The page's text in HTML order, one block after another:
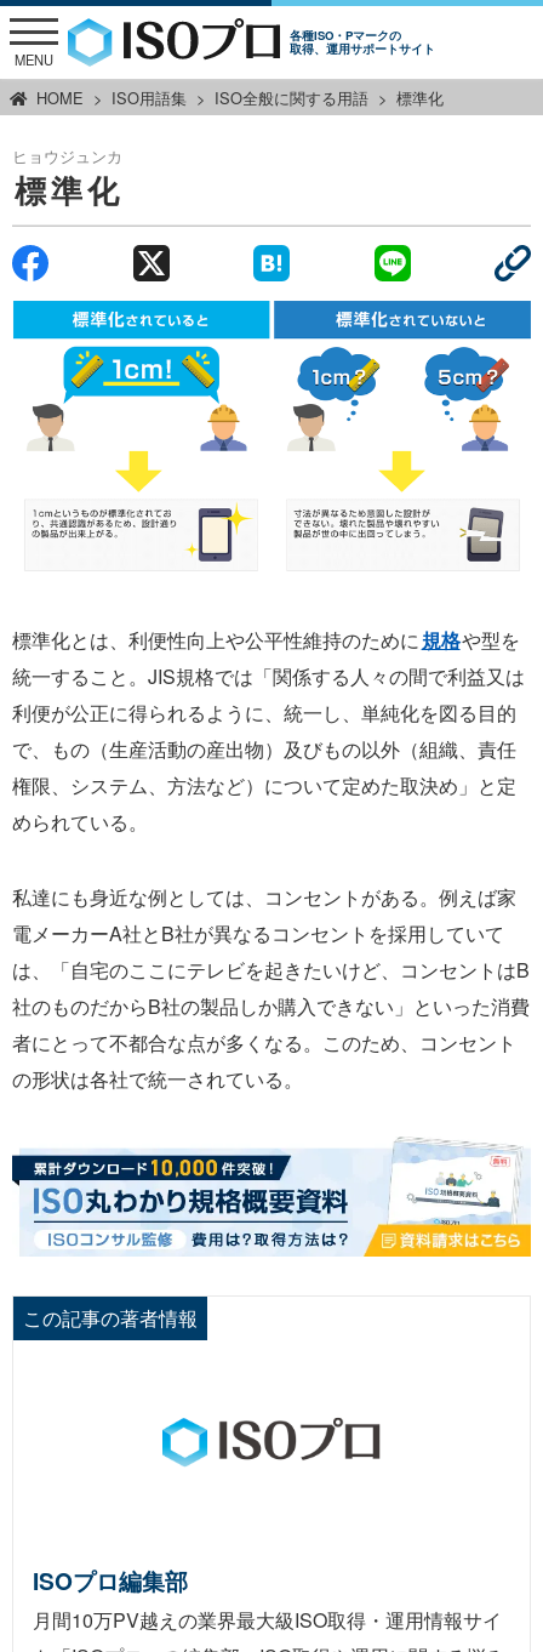
各種ISO・Pマークの
取得、運用サポートサイト
MENU
HOME ISO用語集 ISO全般に関する用語 標準化
標準化
ヒョウジュンカ
標準化とは、利便性向上や公平性維持のために規格や型を
統一すること。JIS規格では「関係する人々の間で利益又は
利便が公正に得られるように、統一し、単純化を図る目的
で、もの（生産活動の産出物）及びもの以外（組織、責任
権限、システム、方法など）について定めた取決め」と定
められている。
私達にも身近な例としては、コンセントがある。例えば家
電メーカーA社とB社が異なるコンセントを採用していて
は、「自宅のここにテレビを起きたいけど、コンセントはB
社のものだからB社の製品しか購入できない」といった消費
者にとって不都合な点が多くなる。このため、コンセント
の形状は各社で統一されている。
この記事の著者情報
ISOプロ編集部
月間10万PV越えの業界最大級ISO取得・運用情報サイ